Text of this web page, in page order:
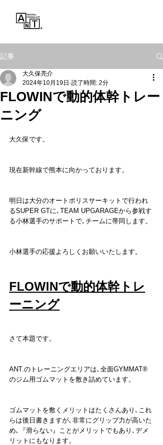
記事
FLOWINで動的体幹トレー
ニング
大久保亮介
2024年10月19日 読了時間: 2分
大久保です。
現在新幹線で熊本に向かっております。
明日は大分のオートポリスサーキットで行われ
るSUPER GTに､TEAM UPGARAGEから参戦す
る小林選手のサポートで､チームに帯同します。
小林選手の応援よろしくお願いいたします。
FLOWINで動的体幹トレ
ーニング
さて本題です。
ANT.のトレーニングエリアは､全面GYMMAT®️
のジム用ゴムマットを敷き詰めています。
ゴムマットを敷くメリットはたくさんあり､これ
らは後日書きますが､非常にグリップ力が高いた
め､『滑らない』ことがメリットでもあり､デメ
リットにもなります。